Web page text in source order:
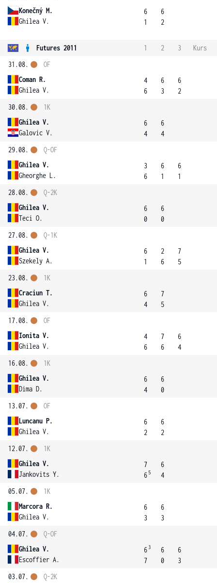
Konečný M.
Ghilea V.
6
1
6
2
Futures 2011 1 2 3
Kurs
31.08.
Coman R.
Ghilea V.
OF
4
6
6
3
6
2
30.08.
Ghilea V.
Galovic V.
1K
6
4
6
4
29.08.
Ghilea V.
Gheorghe L.
Q-OF
3
6
6
1
6
1
28.08.
Ghilea V.
Teci O.
Q-2K
6
0
6
0
27.08.
Ghilea V.
Szekely A.
Q-1K
6
1
2
6
7
5
23.08.
Craciun T.
Ghilea V.
1K
6
4
7
5
17.08.
Ionita V.
Ghilea V.
OF
4
6
7
6
6
4
16.08.
Ghilea V.
Dima D.
1K
6
4
6
0
13.07.
Luncanu P.
Ghilea V.
OF
6
2
6
2
12.07.
Ghilea V.
Jankovits Y.
1K
7
6 5
6
4
05.07.
Marcora R.
Ghilea V.
1K
6
3
6
3
04.07.
Ghilea V.
Escoffier A.
Q-OF
6 3
7
6
0
6
3
03.07.
Q-2K